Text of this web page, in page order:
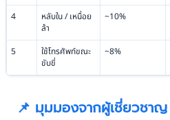
4
หลับใน / เหนื่อย
ล้า
~10%
5
ใช้โทรศัพท์ขณะ
ขับขี่
~8%
📌 มุมมองจากผู้เชี่ยวชาญ